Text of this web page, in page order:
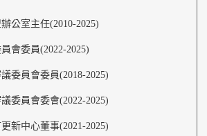
公室主任(2010-2025)
會委員(2022-2025)
委員會委員(2018-2025)
委員會委會(2022-2025)
新中心董事(2021-2025)